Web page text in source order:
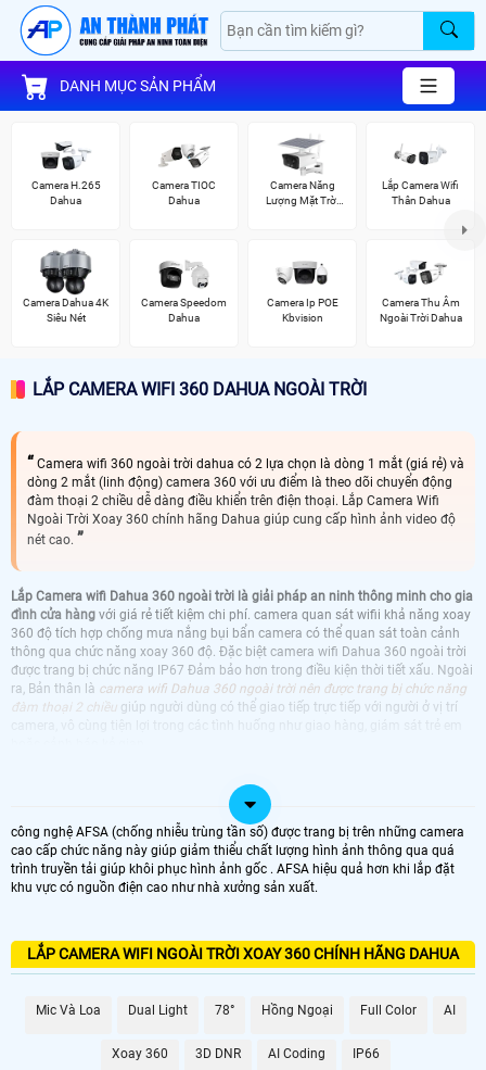
DANH MỤC SẢN PHẨM
Camera H.265
Dahua
Camera TIOC
Dahua
Camera Năng
Lượng Mặt Trời
Lắp Camera Wifi
Thân Dahua
Camera Dahua 4K
Siêu Nét
Camera Speedom
Dahua
Camera Ip POE
Kbvision
Camera Thu Âm
Ngoài Trời Dahua
LẮP CAMERA WIFI 360 DAHUA NGOÀI TRỜI
Camera wifi 360 ngoài trời dahua có 2 lựa chọn là dòng 1 mắt (giá rẻ) và
dòng 2 mắt (linh động) camera 360 với ưu điểm là theo dõi chuyển động
đàm thoại 2 chiều dễ dàng điều khiển trên điện thoại. Lắp Camera Wifi
Ngoài Trời Xoay 360 chính hãng Dahua giúp cung cấp hình ảnh video độ
nét cao.
Lắp Camera wifi Dahua 360 ngoài trời là giải pháp an ninh thông minh cho gia
đình cửa hàng với giá rẻ tiết kiệm chi phí. camera quan sát wifii khả năng xoay
360 độ tích hợp chống mưa nắng bụi bẩn camera có thể quan sát toàn cảnh
thông qua chức năng xoay 360 độ. Đặc biệt camera wifi Dahua 360 ngoài trời
được trang bị chức năng IP67 Đảm bảo hơn trong điều kiện thời tiết xấu. Ngoài
ra, Bản thân là camera wifi Dahua 360 ngoài trời nên được trang bị chức năng
đàm thoại 2 chiều giúp người dùng có thể giao tiếp trực tiếp với người ở vị trí
CAMERA WIFI DAHUA 360 NGOÀI TRỜI
KBVISION GIÁ RẺ CHÂT LƯỢNG CAO
CAMERA WIFI DAHUA 360 NGOÀI TRỜI
HIKVISION NGOÀI TRỜI
CAMERA WIFI DAHUA 360 NGOÀI TRỜI LÁP
NGOÀI TRỜI
CAMERA WIFI DAHUA 360 NGOÀI TRỜI
EZVIZ NGOÀI TRỜI
CAMERA WIFI DAHUA 360 NGOÀI TRỜI
IMOU NGOÀI TRỜI
công nghệ AFSA (chống nhiễu trùng tần số) được trang bị trên những camera
cao cấp chức năng này giúp giảm thiểu chất lượng hình ảnh thông qua quá
trình truyền tải giúp khôi phục hình ảnh gốc . AFSA hiệu quả hơn khi lắp đặt
khu vực có nguồn điện cao như nhà xưởng sản xuất.
LẮP CAMERA WIFI NGOÀI TRỜI XOAY 360 CHÍNH HÃNG DAHUA
Mic Và Loa Dual Light 78° Hồng Ngoại Full Color AI
Xoay 360 3D DNR AI Coding IP66